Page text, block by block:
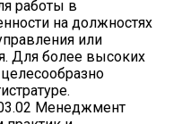
работы в
на должностях
или
Для более высоких
Менеджмент